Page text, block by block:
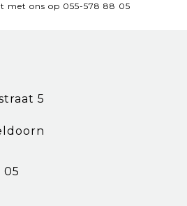
met ons op 055-578 88 05
5
05